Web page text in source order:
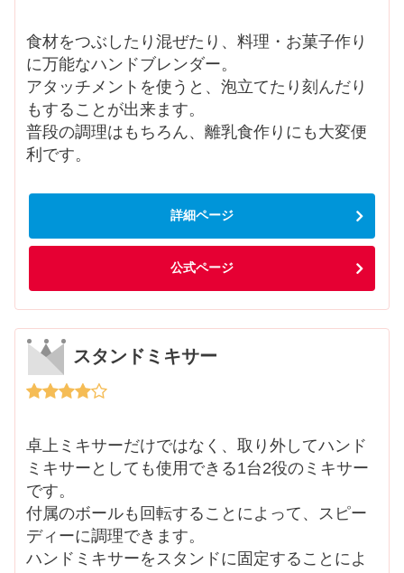
食材をつぶしたり混ぜたり、料理・お菓子作り
に万能なハンドブレンダー。
アタッチメントを使うと、泡立てたり刻んだり
もすることが出来ます。
普段の調理はもちろん、離乳食作りにも大変便
利です。
詳細ページ
公式ページ
スタンドミキサー
卓上ミキサーだけではなく、取り外してハンド
ミキサーとしても使用できる1台2役のミキサー
です。
付属のボールも回転することによって、スピー
ディーに調理できます。
ハンドミキサーをスタンドに固定することによ